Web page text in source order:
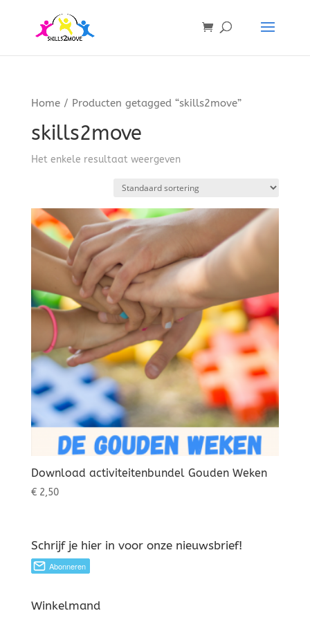
Home/ Producten getagged “skills2move”
skills2move
Het enkele resultaat weergeven
Download activiteitenbundel Gouden Weken
€2,50
Schrijf je hier in voor onze nieuwsbrief!
Winkelmand